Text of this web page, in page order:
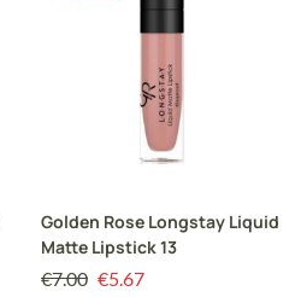
Golden Rose Longstay Liquid
Matte Lipstick 13
€7.00 €5.67